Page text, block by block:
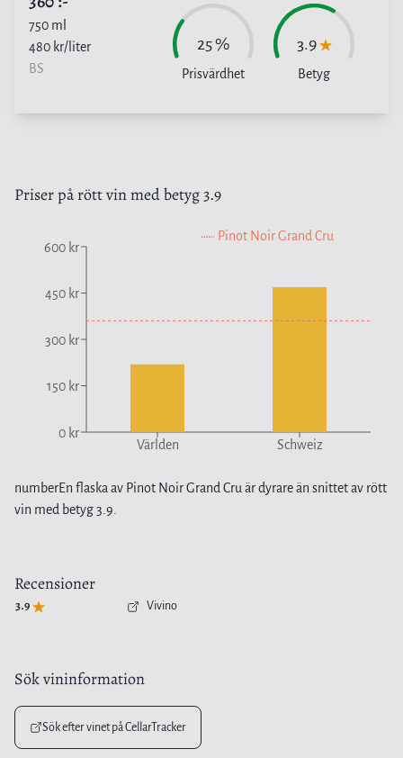
750 ml
480 kr/liter
BS
25%
Prisvärdhet
3.9
Betyg
Priser på rött vinmed betyg3.9
0 kr
150 kr
300 kr
450 kr
600 kr
Världen Schweiz
Pinot Noir Grand Cru
numberEn flaska av Pinot Noir Grand Cru ärdyrareän snittet av rött
vin med betyg3.9
Recensioner
3.9 Vivino
Sök vininformation
Sök efter vinet på CellarTracker